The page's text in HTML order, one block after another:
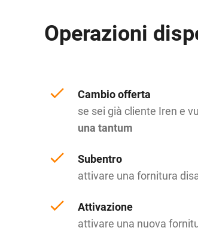
Operazioni
Cambio offerta
se sei già cliente Iren e
una tantum
Subentro
attivare una fornitura
Attivazione
attivare una nuova